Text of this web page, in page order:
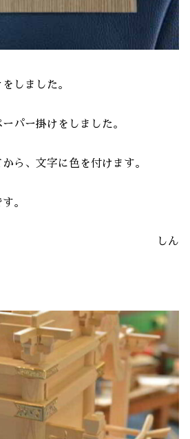
しました。
パー掛けをしました。
ら、文字に色を付けます。
。
しん